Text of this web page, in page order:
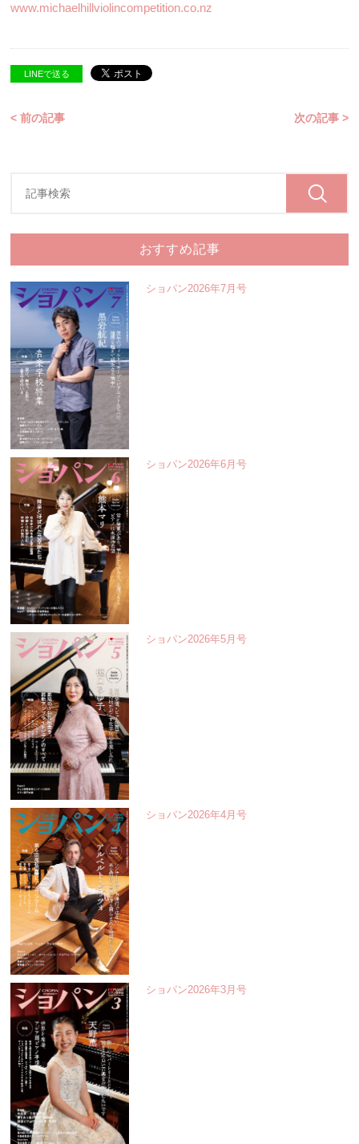
www.michaelhillviolincompetition.co.nz
LINEで送る
< 前の記事 次の記事 >
おすすめ記事
ショパン2026年7月号
ショパン2026年6月号
ショパン2026年5月号
ショパン2026年4月号
ショパン2026年3月号